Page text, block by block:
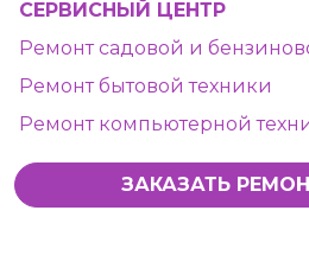
СЕРВИСНЫЙ ЦЕНТР
Ремонт садовой и
Ремонт бытовой техники
Ремонт компьютерной
ЗАКАЗАТЬ